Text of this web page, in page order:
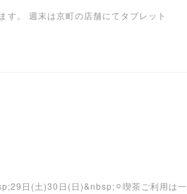
す。 週末は京町の店舗にてタブレット
日(土)30日(日)&nbsp;⚪︎喫茶ご利用は一